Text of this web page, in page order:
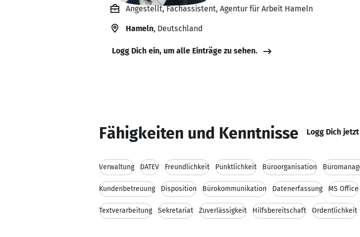
Angestellt, Fachassistent, Agentur für Arbeit Hameln
Hameln, Deutschland
Logg Dich ein, um alle Einträge zu sehen.
Fähigkeiten und Kenntnisse Logg Dich
Verwaltung DATEV Freundlichkeit Pünktlichkeit Büroorganisation
Kundenbetreuung Disposition Bürokommunikation Datenerfassung MS Office
Textverarbeitung Sekretariat Zuverlässigkeit Hilfsbereitschaft Ordentlichkeit